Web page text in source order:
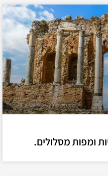
ומפות מסלולים.